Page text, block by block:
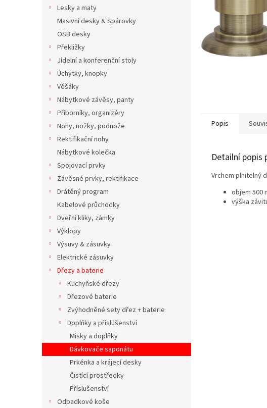
Lesky a maty
Masivní desky & Spárovky
OSB desky
Překližky
Jídelní a konferenční stoly
Úchytky, knopky
Věšáky
Nábytkové závěsy, panty
Příborníky, organizéry
Nohy, nožky, podnože
Rektifikační nohy
Nábytkové kolečka
Spojovací prvky
Závěsné prvky, rektifikace
Drátěný program
Kabelové průchodky
Dveřní kliky, zámky
Výklopy
Výsuvy & zásuvky
Elektrické zásuvky
Dřezy a baterie
Kuchyňské dřezy
Dřezové baterie
Zvýhodněné sety dřez + baterie
Doplňky a příslušenství
Misky a doplňky
Dávkovače saponátu
Prkénka a krájecí desky
Čistící prostředky
Příslušenství
Odpadkové koše
Popis
Detailní popis
Vrchem plnitelný
objem 500
výška